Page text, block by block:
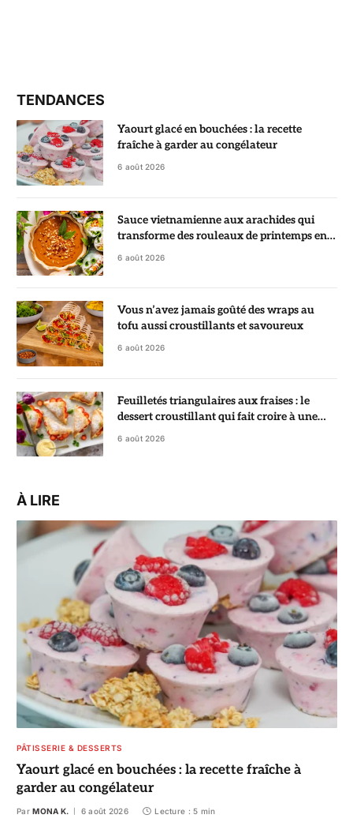
TENDANCES
Yaourt glacé en bouchées : la recette
fraîche à garder au congélateur
6 août 2026
Sauce vietnamienne aux arachides qui
transforme des rouleaux de printemps en
vrai régal
6 août 2026
Vous n’avez jamais goûté des wraps au
tofu aussi croustillants et savoureux
6 août 2026
Feuilletés triangulaires aux fraises : le
dessert croustillant qui fait croire à une
pâtisserie de chef
6 août 2026
À LIRE
PÂTISSERIE & DESSERTS
Yaourt glacé en bouchées : la recette fraîche à
garder au congélateur
Par MONA K. 6 août 2026 Lecture : 5 min